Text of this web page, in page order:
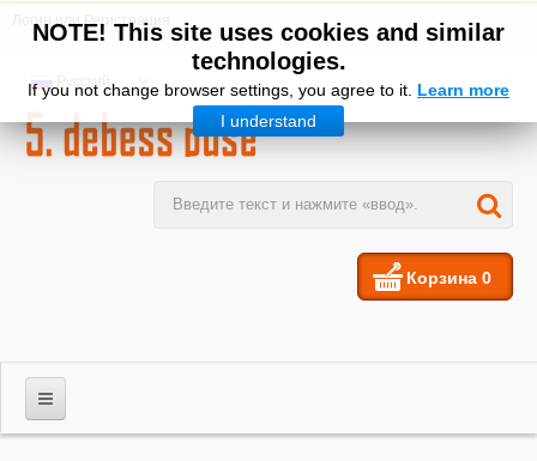
NOTE! This site uses cookies and similar
technologies.
If you not change browser settings, you agree to it. Learn more
I understand
Логин илиРегистрация
Русский
Корзина 0